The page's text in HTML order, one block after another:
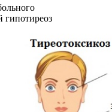
гипотиреоз